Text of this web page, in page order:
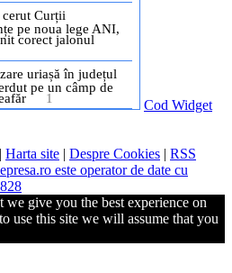
Cod Widget
| Harta site | Despre Cookies | RSS
este operator de date cu
we give you the best experience on
use this site we will assume that you